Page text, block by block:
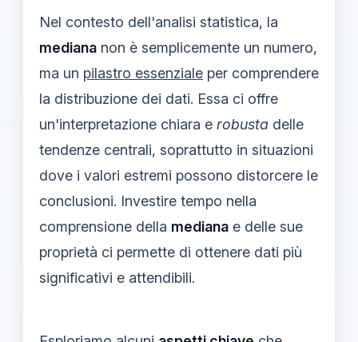
Nel contesto dell'analisi statistica, la
mediana non è semplicemente un numero,
ma un pilastro essenziale per comprendere
la distribuzione dei dati. Essa ci offre
un'interpretazione chiara e robusta delle
tendenze centrali, soprattutto in situazioni
dove i valori estremi possono distorcere le
conclusioni. Investire tempo nella
comprensione della mediana e delle sue
proprietà ci permette di ottenere dati più
significativi e attendibili.